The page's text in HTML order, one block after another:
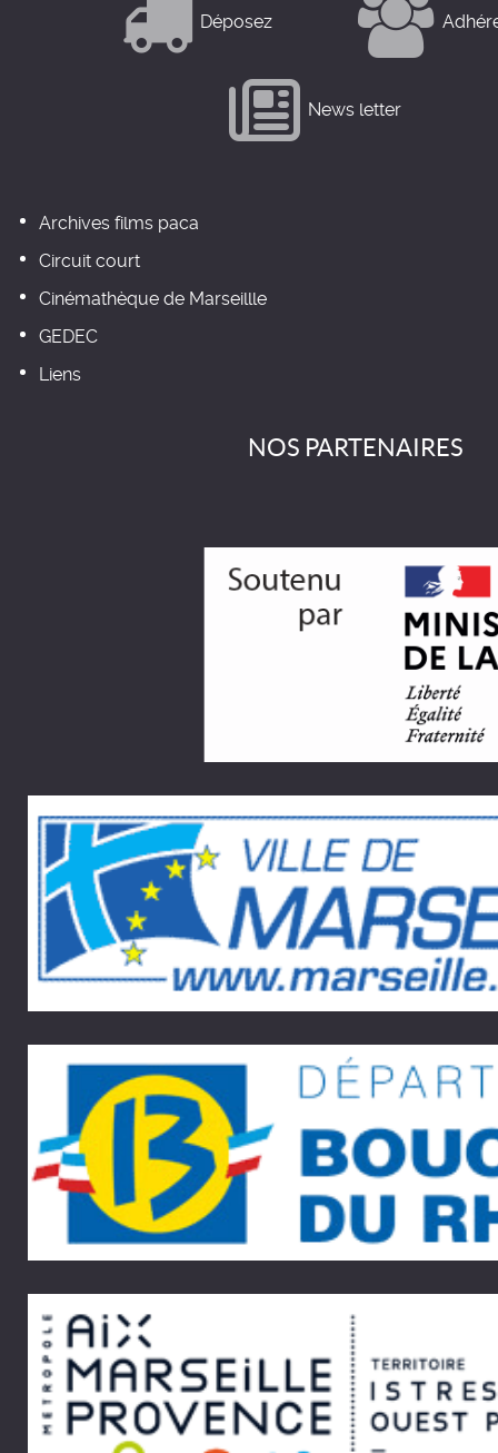
Déposez
News letter
Archives films paca
Circuit court
Cinémathèque de Marseillle
GEDEC
Liens
NOS PARTENAIRES